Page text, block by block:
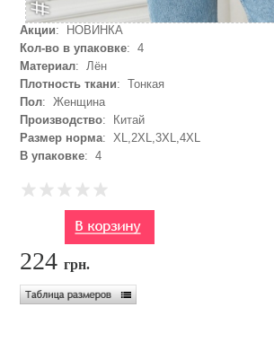
Акции: НОВИНКА
Кол-во в упаковке: 4
Материал: Лён
Плотность ткани: Тонкая
Пол: Женщина
Производство: Китай
Размер норма: XL,2XL,3XL,4XL
В упаковке: 4
224грн.